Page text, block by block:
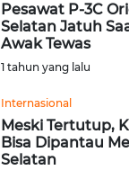
Pesawat P-3C
Selatan Jatuh
Awak Tewas
1 tahun yang lalu
Internasional
Meski Tertutup,
Bisa Dipantau
Selatan